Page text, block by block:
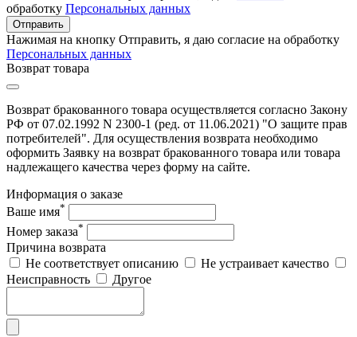
обработку Персональных данных
Отправить
Нажимая на кнопку Отправить, я даю согласие на обработку
Персональных данных
Возврат товара
Возврат бракованного товара осуществляется согласно Закону
РФ от 07.02.1992 N 2300-1 (ред. от 11.06.2021) "О защите прав
потребителей". Для осуществления возврата необходимо
оформить Заявку на возврат бракованного товара или товара
надлежащего качества через форму на сайте.
Информация о заказе
Ваше имя*
Номер заказа*
Причина возврата
Не соответствует описанию
Не устраивает качество
Неисправность
Другое